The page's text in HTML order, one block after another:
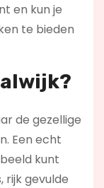
en kun je
te bieden
de gezellige
Een echt
kunt
rijk gevulde